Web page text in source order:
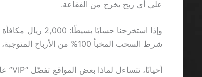
على أي ربح يخرج من الفقاعة.
شرط السحب المخبأ 100% من الأرباح المتوجبة، يتحول إلى صفر نهائي.